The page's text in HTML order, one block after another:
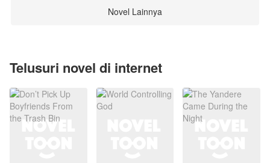
Novel Lainnya
Telusuri novel di internet